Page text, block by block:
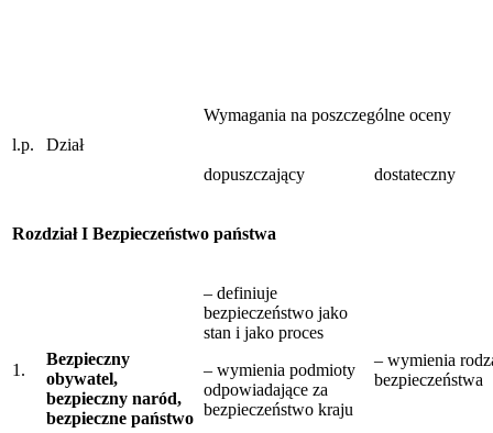
l.p. Dział
Wymagania na poszczególne oceny
dopuszczający dostateczny
Rozdział I Bezpieczeństwo państwa
1.
Bezpieczny
obywatel,
bezpieczny naród,
bezpieczne państwo
– definiuje
bezpieczeństwo jako
stan i jako proces
– wymienia podmioty
odpowiadające za
bezpieczeństwo kraju
– wymienia
bezpieczeństwa